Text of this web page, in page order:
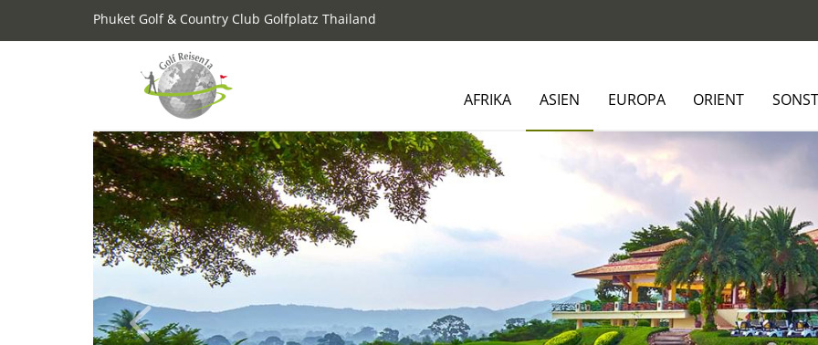
Phuket Golf & Country Club Golfplatz Thailand
AFRIKA ASIEN EUROPA ORIENT
Previous